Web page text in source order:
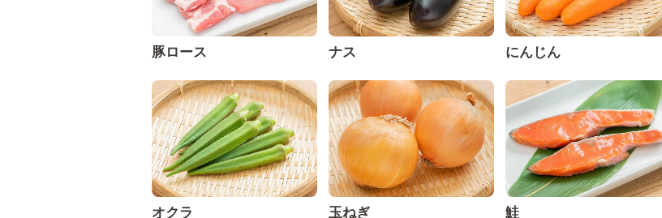
豚ロース ナス にんじん
オクラ 玉ねぎ 鮭